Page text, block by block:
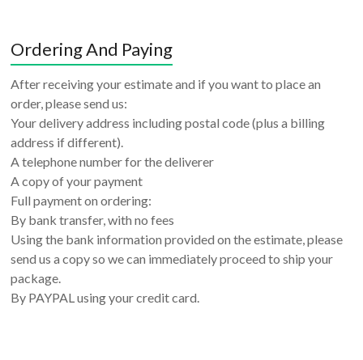
Ordering And Paying
After receiving your estimate and if you want to place an
order, please send us:
Your delivery address including postal code (plus a billing
address if different).
A telephone number for the deliverer
A copy of your payment
Full payment on ordering:
By bank transfer, with no fees
Using the bank information provided on the estimate, please
send us a copy so we can immediately proceed to ship your
package.
By PAYPAL using your credit card.